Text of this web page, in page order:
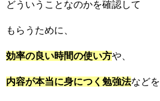
どういうことなのかを確認して
もらうために、
効率の良い時間の使い方や、
内容が本当に身につく 勉強法などを